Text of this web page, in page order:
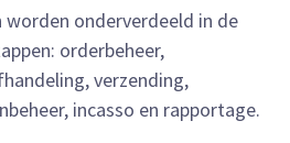
onderverdeeld in de
orderbeheer,
verzending,
incasso en rapportage.